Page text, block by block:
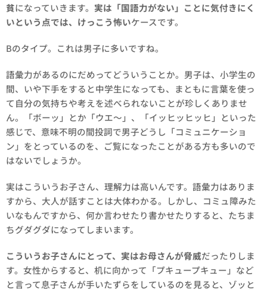
貧になっていきます。 実は「国語力がない」ことに気付きにく
いという点では、けっこう怖いケースです。
Bのタイプ。これは男子に多いですね。
語彙力があるのにだめってどういうことか。男子は、小学生の
間、いや下手をすると中学生になっても、まともに言葉を使っ
て自分の気持ちや考えを述べられないことが珍しくありませ
ん。「ボーッ」とか「ウエ～」、「イッヒッヒッヒ」といった
感じで、意味不明の間投詞で男子どうし「コミュニケーショ
ン」をとっているのを、ご覧になったことがある方も多いので
はないでしょうか。
実はこういうお子さん、理解力は高いんです。語彙力はありま
すから、大人が話すことは大体わかる。しかし、コミュ障みた
いなもんですから、何か言わせたり書かせたりすると、たちま
ちグダグダになってしまいます。
こういうお子さんにとって、実はお母さんが脅威だったりしま
す。女性からすると、机に向かって「プキュープキュー」など
と言って息子さんが手いたずらをしているのを見ると、ゾッと